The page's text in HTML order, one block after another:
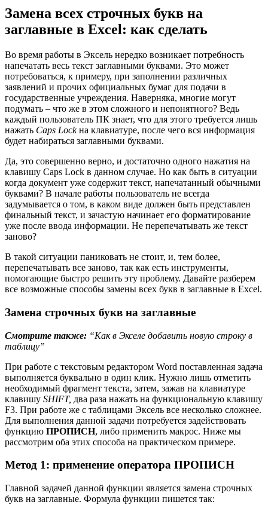
Замена всех строчных букв на
заглавные в Excel: как сделать
Во время работы в Эксель нередко возникает потребность
напечатать весь текст заглавными буквами. Это может
потребоваться, к примеру, при заполнении различных
заявлений и прочих официальных бумаг для подачи в
государственные учреждения. Наверняка, многие могут
подумать – что же в этом сложного и непонятного? Ведь
каждый пользователь ПК знает, что для этого требуется лишь
нажать Caps Lockна клавиатуре, после чего вся информация
будет набираться заглавными буквами.
Да, это совершенно верно, и достаточно одного нажатия на
клавишу Caps Lock в данном случае. Но как быть в ситуации
когда документ уже содержит текст, напечатанный обычными
буквами? В начале работы пользователь не всегда
задумывается о том, в каком виде должен быть представлен
финальный текст, и зачастую начинает его форматирование
уже после ввода информации. Не перепечатывать же текст
заново?
В такой ситуации паниковать не стоит, и, тем более,
перепечатывать все заново, так как есть инструменты,
помогающие быстро решить эту проблему. Давайте разберем
все возможные способы замены всех букв в заглавные в Excel.
Замена строчных букв на заглавные
Смотрите также: “Как в Экселе добавить новую строку в
таблицу”
При работе с текстовым редактором Word поставленная задача
выполняется буквально в один клик. Нужно лишь отметить
необходимый фрагмент текста, затем, зажав на клавиатуре
клавишу SHIFT, два раза нажать на функциональную клавишу
F3. При работе же с таблицами Эксель все несколько сложнее.
Для выполнения данной задачи потребуется задействовать
функцию ПРОПИСН, либо применить макрос. Ниже мы
рассмотрим оба этих способа на практическом примере.
Метод 1: применение оператора ПРОПИСН
Главной задачей данной функции является замена строчных
букв на заглавные. Формула функции пишется так: